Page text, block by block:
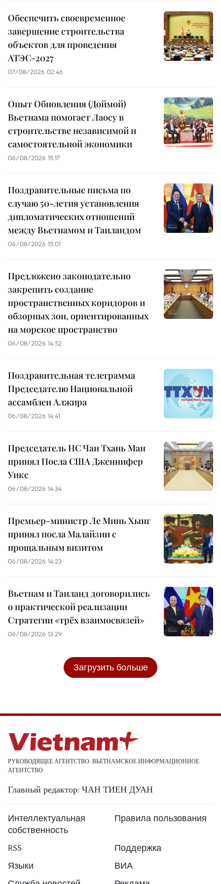
Обеспечить своевременное
завершение строительства
объектов для проведения
АТЭС-2027
07/08/2026 02:46
Опыт Обновления (Доймой)
Вьетнама помогает Лаосу в
строительстве независимой и
самостоятельной экономики
06/08/2026 15:17
Поздравительные письма по
случаю 50-летия установления
дипломатических отношений
между Вьетнамом и Таиландом
06/08/2026 15:01
Предложено законодательно
закрепить создание
пространственных коридоров и
обзорных зон, ориентированных
на морское пространство
06/08/2026 14:52
Поздравительная телеграмма
Председателю Национальной
ассамблеи Алжира
06/08/2026 14:41
Председатель НС Чан Тхань Ман
принял Посла США Дженнифер
Уикс
06/08/2026 14:34
Премьер-министр Ле Минь Хынг
принял посла Малайзии с
прощальным визитом
06/08/2026 14:23
Вьетнам и Таиланд договорились
о практической реализации
Стратегии «трёх взаимосвязей»
06/08/2026 13:29
Загрузить больше
РУКОВОДЯЩЕЕ АГЕНТСТВО: ВЬЕТНАМСКОЕ ИНФОРМАЦИОННОЕ
АГЕНТСТВО
Главный редактор: ЧАН ТИЕН ДУАН
Интеллектуальная
собственность
Правила пользования
RSS
Поддержка
Языки
ВИА